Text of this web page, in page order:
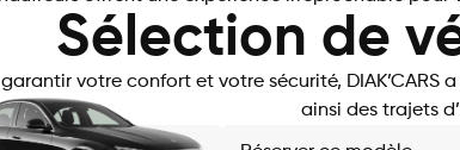
Sélection de
garantir votre confort et votre sécurité,
ainsi des trajets